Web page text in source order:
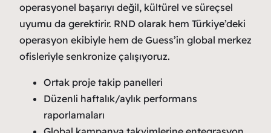
operasyonel başarıyı değil, kültürel ve süreçsel
uyumu da gerektirir. RND olarak hem Türkiye’deki
operasyon ekibiyle hem de Guess’in global merkez
ofisleriyle senkronize çalışıyoruz.
Ortak proje takip panelleri
Düzenli haftalık/aylık performans
raporlamaları